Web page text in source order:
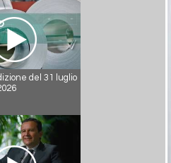
del 31 luglio